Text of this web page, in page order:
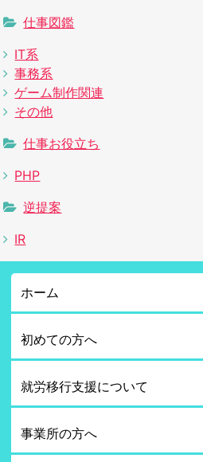
仕事図鑑
IT系
事務系
ゲーム制作関連
その他
仕事お役立ち
PHP
逆提案
IR
ホーム
初めての方へ
就労移行支援について
事業所の方へ